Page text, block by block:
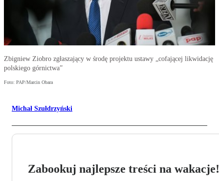
Zbigniew Ziobro zgłaszający w środę projektu ustawy „cofającej likwidację
polskiego górnictwa”
Foto: PAP/Marcin Obara
Michał Szułdrzyński
Zabookuj najlepsze treści na wakacje!